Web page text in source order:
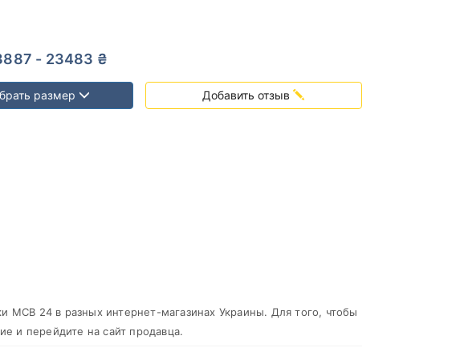
- 23483 ₴
размер Добавить отзыв
МСВ 24 в разных интернет-магазинах Украины. Для того, чтобы
и перейдите на сайт продавца.